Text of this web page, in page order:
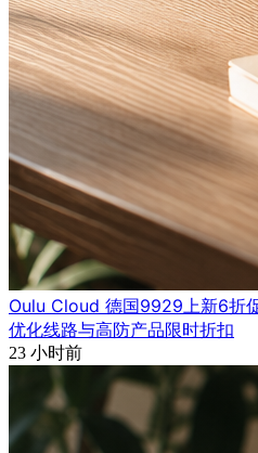
Oulu Cloud 德国9929上新6折
优化线路与高防产品限时折扣
23 小时前